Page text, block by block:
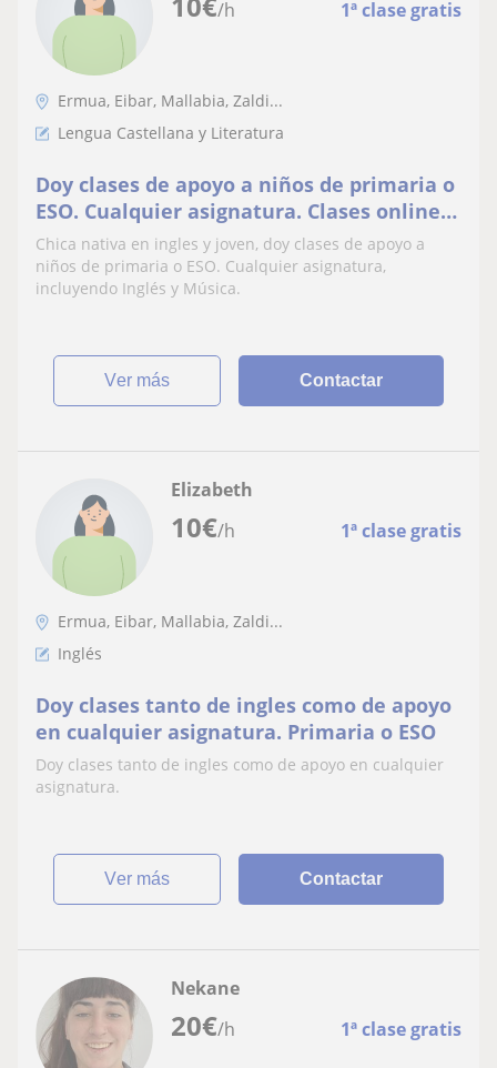
/h 1ª clase gratis
Ermua, Eibar, Mallabia, Zaldi...
Lengua Castellana y Literatura
Doy clases de apoyo a niños de primaria o
ESO. Cualquier asignatura. Clases online
si no viven cerca
Chica nativa en ingles y joven, doy clases de apoyo a
niños de primaria o ESO. Cualquier asignatura,
incluyendo Inglés y Música.
ver más Contactar
10€/h 1ª clase gratis
Elizabeth
Ermua, Eibar, Mallabia, Zaldi...
Inglés
Doy clases tanto de ingles como de apoyo
en cualquier asignatura. Primaria o ESO
Doy clases tanto de ingles como de apoyo en cualquier
asignatura.
ver más Contactar
20€/h 1ª clase gratis
Nekane